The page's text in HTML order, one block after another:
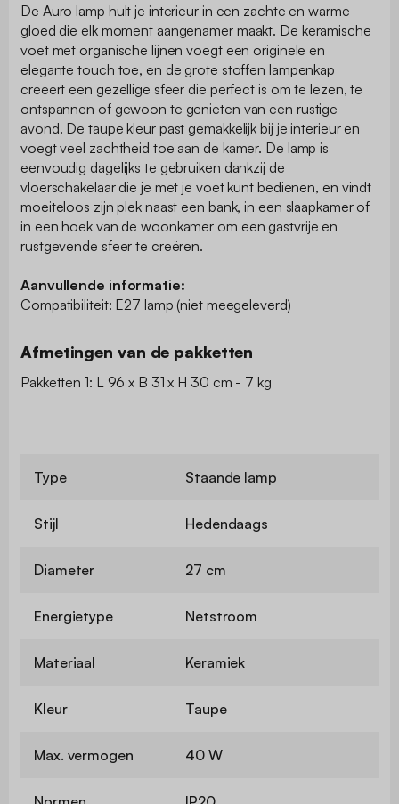
De Auro lamp hult je interieur in een zachte en warme
gloed die elk moment aangenamer maakt. De keramische
voet met organische lijnen voegt een originele en
elegante touch toe, en de grote stoffen lampenkap
creëert een gezellige sfeer die perfect is om te lezen, te
ontspannen of gewoon te genieten van een rustige
avond. De taupe kleur past gemakkelijk bij je interieur en
voegt veel zachtheid toe aan de kamer. De lamp is
eenvoudig dagelijks te gebruiken dankzij de
vloerschakelaar die je met je voet kunt bedienen, en vindt
moeiteloos zijn plek naast een bank, in een slaapkamer of
in een hoek van de woonkamer om een gastvrije en
rustgevende sfeer te creëren.
Aanvullende informatie:
Compatibiliteit: E27 lamp (niet meegeleverd)
Afmetingen van de pakketten
Pakketten 1: L 96 x B 31 x H 30 cm - 7 kg
Type Staande lamp
Stijl Hedendaags
Diameter 27 cm
Energietype Netstroom
Materiaal Keramiek
Kleur Taupe
Max. vermogen 40 W